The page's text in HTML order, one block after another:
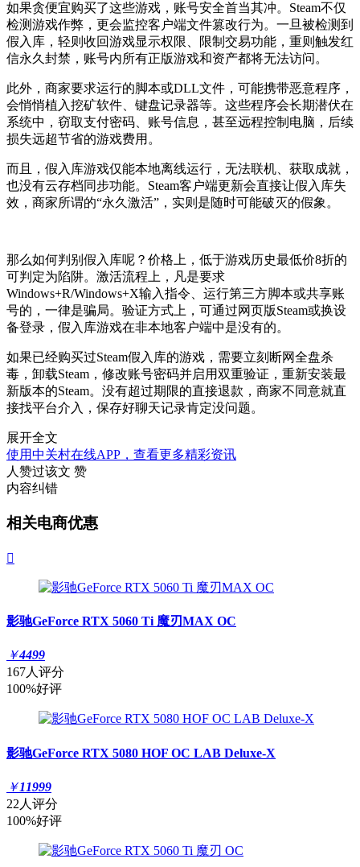
如果贪便宜购买了这些游戏，账号安全首当其冲。Steam不仅
检测游戏作弊，更会监控客户端文件篡改行为。一旦被检测到
假入库，轻则收回游戏显示权限、限制交易功能，重则触发红
信永久封禁，账号内所有正版游戏和资产都将无法访问。
此外，商家要求运行的脚本或DLL文件，可能携带恶意程序，
会悄悄植入挖矿软件、键盘记录器等。这些程序会长期潜伏在
系统中，窃取支付密码、账号信息，甚至远程控制电脑，后续
损失远超节省的游戏费用。
而且，假入库游戏仅能本地离线运行，无法联机、获取成就，
也没有云存档同步功能。Steam客户端更新会直接让假入库失
效，商家所谓的“永久激活”，实则是随时可能破灭的假象。
那么如何判别假入库呢？价格上，低于游戏历史最低价8折的
可判定为陷阱。激活流程上，凡是要求
Windows+R/Windows+X输入指令、运行第三方脚本或共享账
号的，一律是骗局。验证方式上，可通过网页版Steam或换设
备登录，假入库游戏在非本地客户端中是没有的。
如果已经购买过Steam假入库的游戏，需要立刻断网全盘杀
毒，卸载Steam，修改账号密码并启用双重验证，重新安装最
新版本的Steam。没有超过期限的直接退款，商家不同意就直
接找平台介入，保存好聊天记录肯定没问题。
展开全文
使用中关村在线APP，查看更多精彩资讯
人赞过该文 赞
内容纠错
相关电商优惠

影驰GeForce RTX 5060 Ti 魔刃MAX OC
￥4499
167人评分
100%好评
影驰GeForce RTX 5080 HOF OC LAB Deluxe-X
￥11999
22人评分
100%好评